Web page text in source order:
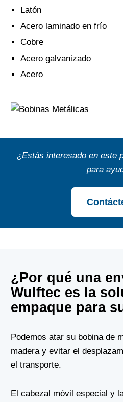
Latón
Acero laminado en frío
Cobre
Acero galvanizado
Acero
¿Estás interesado en este
para
¿Por qué una
Wulftec es la
empaque para
Podemos atar su bobina de
madera y evitar el
el transporte.
El cabezal móvil especial y